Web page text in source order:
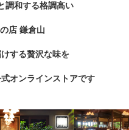
調和する格調高い
店 鎌倉山
する贅沢な味を
オンラインストアです